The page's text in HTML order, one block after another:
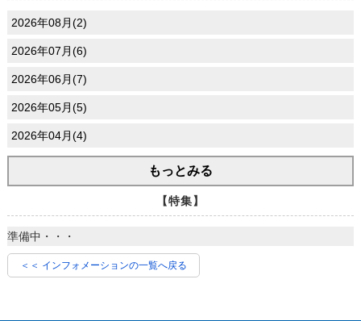
2026年08月(2)
2026年07月(6)
2026年06月(7)
2026年05月(5)
2026年04月(4)
もっとみる
【特集】
準備中・・・
＜＜ インフォメーションの一覧へ戻る